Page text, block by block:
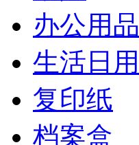
办公用品
生活日用
复印纸
档案盒